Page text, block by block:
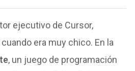
ejecutivo de Cursor,
era muy chico. En la
, un juego de programación